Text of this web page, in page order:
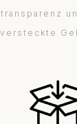
versteckte